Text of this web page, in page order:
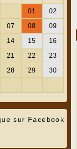
sur Facebook